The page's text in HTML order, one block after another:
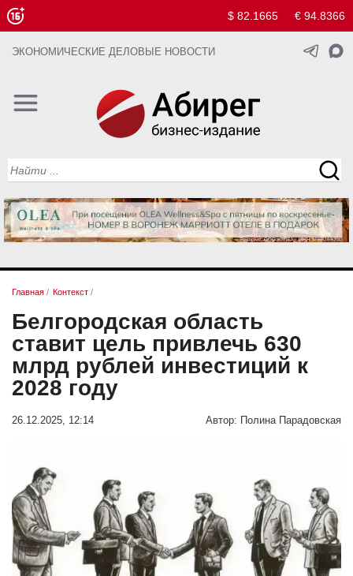
$ 82.1665 € 94.8366
ЭКОНОМИЧЕСКИЕ ДЕЛОВЫЕ НОВОСТИ
Главная / Контекст /
Белгородская область
ставит цель привлечь 630
млрд рублей инвестиций к
2028 году
26.12.2025, 12:14 Автор: Полина Парадовская